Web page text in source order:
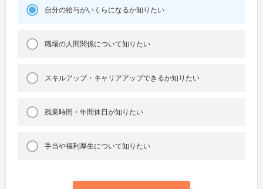
自分の給与がいくらになるか知りたい
職場の人間関係について知りたい
スキルアップ・キャリアアップできるか知りたい
残業時間・年間休日が知りたい
手当や福利厚生について知りたい